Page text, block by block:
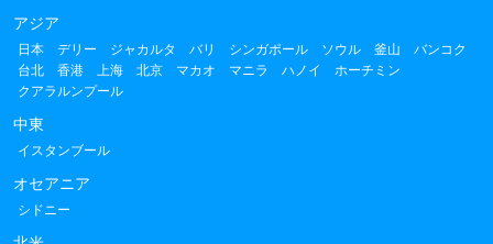
アジア
日本 デリー ジャカルタ バリ シンガポール ソウル 釜山
バンコク
台北
香港 上海 北京 マカオ マニラ ハノイ
ホーチミン
クアラルンプール
中東
イスタンブール
オセアニア
シドニー